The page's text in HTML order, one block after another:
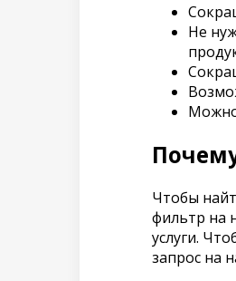
Не
Можно
Чтобы
фильтр на
услуги.
запрос на